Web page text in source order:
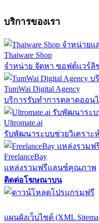
บริการของเรา
Thaiware Shop
จำหน่าย จัดหา ซอฟต์แวร์ลิ
TumWai Digital Agency
บริการรับทำการตลาดออน
Ultromate.ai
รับพัฒนาระบบช่วยวิเคราะ
FreelanceBay
แหล่งรวมฟรีแลนซ์คุณภาพ
ติดต่อโฆษณาบน
แผนผังเว็บไซต์ (XML